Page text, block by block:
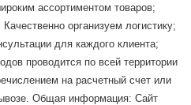
ассортиментом товаров;
организуем логистику;
для каждого клиента;
проводится по всей территории
на расчетный счет или
Общая информация: Сайт